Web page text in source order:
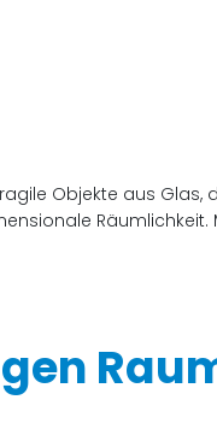
Objekte aus Glas,